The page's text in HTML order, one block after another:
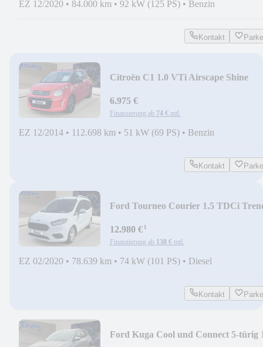
EZ 12/2020 • 84.000 km • 92 kW (125 PS) • Benzin
Kontakt
Citroën C1 1.0 VTi Airscape Shine
6.975 €
Finanzierung ab 74 € mtl.
EZ 12/2014 • 112.698 km • 51 kW (69 PS) • Benzin
Kontakt
Ford Tourneo Courier 1.5 TDCi
12.980 €¹
Finanzierung ab 138 € mtl.
EZ 02/2020 • 78.639 km • 74 kW (101 PS) • Diesel
Kontakt
Ford Kuga Cool und Connect 5-türig